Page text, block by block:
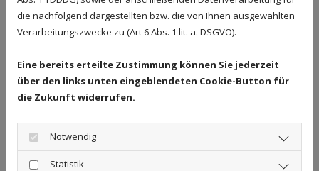
ebenso willkommen wie mit dem Fuhrpark Ihres
Unternehmens oder Ihres landwirtschaftlichen
Dieselkraftstoff auch Öko-Diesel stets in
ausreichender Menge vorrätig, sodass Sie sich
Versorgung mi dem umweltverträglichen Kraftstoff
machen müssen.
die nachfolgend dargestellten bzw. die von Ihnen ausgewählten
Verarbeitungszwecke zu (Art 6 Abs. 1 lit. a. DSGVO).
Eine bereits erteilte Zustimmung können Sie jederzeit
über den links unten eingeblendeten Cookie-Button für
die Zukunft widerrufen.
Notwendig
Statistik